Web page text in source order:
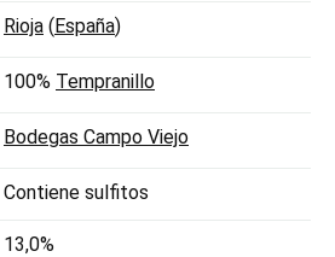
Rioja (España)
100% Tempranillo
Bodegas Campo Viejo
Contiene sulfitos
13,0%